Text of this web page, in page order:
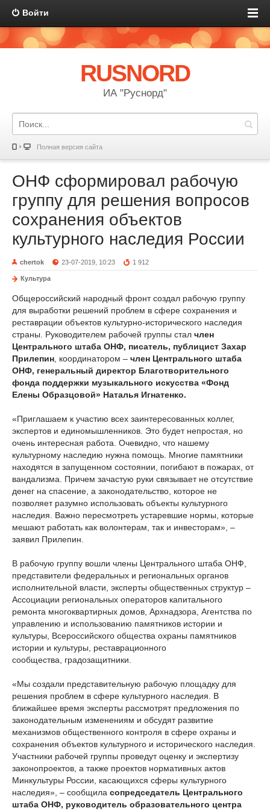
Войти
RUSNORD
ИА "Руснорд"
Полная версия сайта
ОНФ сформировал рабочую
группу для решения вопросов
сохранения объектов
культурного наследия России
chertok 23-07-2019, 10:23 1 912
Культура
Общероссийский народный фронт создал рабочую группу
для выработки решений проблем в сфере сохранения и
реставрации объектов культурно-исторического наследия
страны. Руководителем рабочей группы стал член
Центрального штаба ОНФ, писатель, публицист Захар
Прилепин , координатором – член Центрального штаба
ОНФ, генеральный директор Благотворительного
фонда поддержки музыкального искусства «Фонд
Елены Образцовой» Наталья Игнатенко.
«Приглашаем к участию всех заинтересованных коллег,
экспертов и единомышленников. Это будет непростая, но
очень интересная работа. Очевидно, что нашему
культурному наследию нужна помощь. Многие памятники
находятся в запущенном состоянии, погибают в пожарах, от
вандализма. Причем зачастую руки связывает не отсутствие
денег на спасение, а законодательство, которое не
позволяет разумно использовать объекты культурного
наследия. Важно пересмотреть устаревшие нормы, которые
мешают работать как волонтерам, так и инвесторам», –
заявил Прилепин.
В рабочую группу вошли члены Центрального штаба ОНФ,
представители федеральных и региональных органов
исполнительной власти, эксперты общественных структур –
Ассоциации региональных операторов капитального
ремонта многоквартирных домов, Архнадзора, Агентства по
управлению и использованию памятников истории и
культуры, Всероссийского общества охраны памятников
истории и культуры, реставрационного
сообщества, градозащитники.
«Мы создали представительную рабочую площадку для
решения проблем в сфере культурного наследия. В
ближайшее время эксперты рассмотрят предложения по
законодательным изменениям и обсудят развитие
механизмов общественного контроля в сфере охраны и
сохранения объектов культурного и исторического наследия.
Участники рабочей группы проведут оценку и экспертизу
законопроектов, а также проектов нормативных актов
Минкультуры России, касающихся сферы культурного
наследия», – сообщила сопредседатель Центрального
штаба ОНФ, руководитель образовательного центра